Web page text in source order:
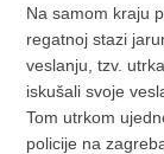
Na samom kraju
regatnoj stazi
veslanju, tzv.
iskušali svoje
Tom utrkom
policije na